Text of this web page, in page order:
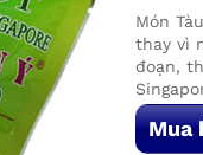
Món
thay vì
đoạn,
Mua